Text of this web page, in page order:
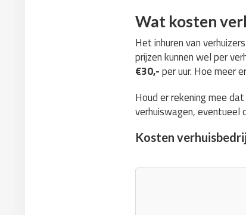
Wat kosten
Het inhuren van
prijzen kunnen wel per
€30,-per uur. Hoe meer
Houd er rekening mee
verhuiswagen, eventueel
Kosten